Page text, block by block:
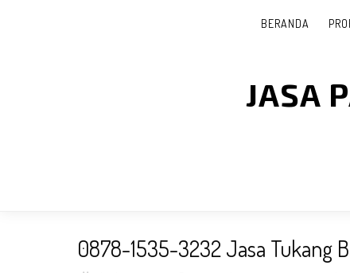
BERANDA
JASA
0878-1535-3232 Jasa Tukang